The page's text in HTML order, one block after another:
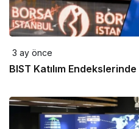
3 ay önce
BIST Katılım